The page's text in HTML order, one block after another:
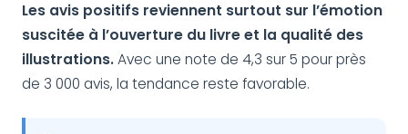
Les avis positifs reviennent surtout sur l’émotion
suscitée à l’ouverture du livre et la qualité des
illustrations.Avec une note de 4,3 sur 5 pour près
de 3 000 avis, la tendance reste favorable.